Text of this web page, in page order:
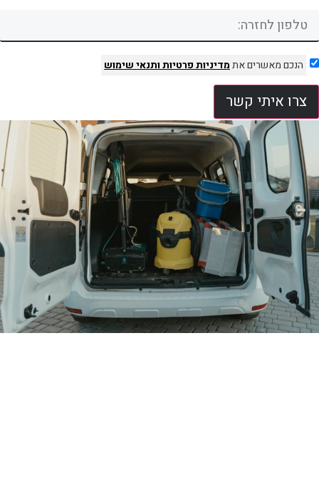
הנכם מאשרים אתמדיניות פרטיותותנאי שימוש
צרו איתי קשר